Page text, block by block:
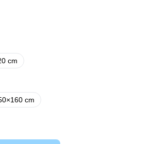
cm
cm